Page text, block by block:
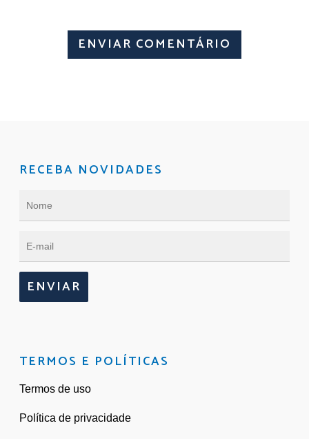
RECEBA NOVIDADES
ENVIAR
TERMOS E POLÍTICAS
Termos de uso
Política de privacidade